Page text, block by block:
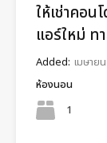
ให้เช่าคอน
แอร์ใหม่ ท
Added: เมษาย
ห้องนอน
1